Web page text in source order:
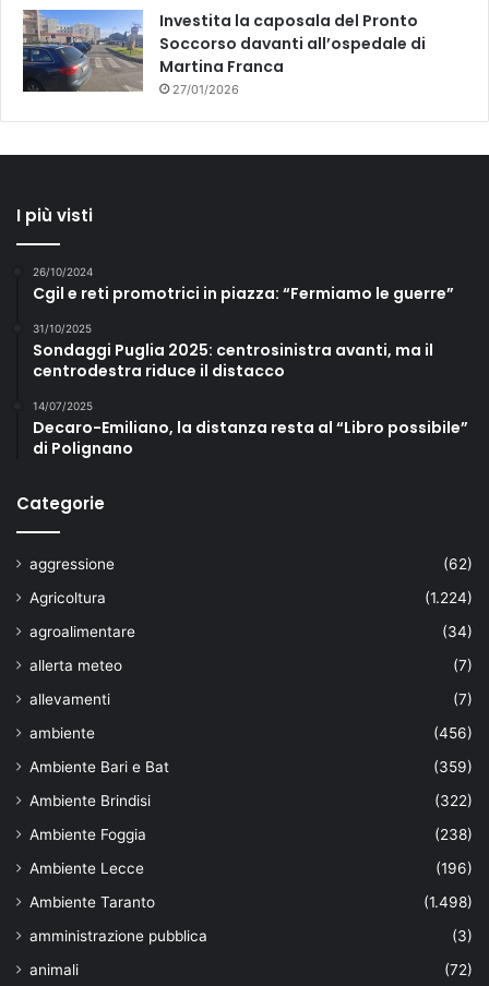
Investita la caposala del Pronto
Soccorso davanti all’ospedale di
Martina Franca
27/01/2026
I più visti
26/10/2024
Cgil e reti promotrici in piazza: “Fermiamo le guerre”
31/10/2025
Sondaggi Puglia 2025: centrosinistra avanti, ma il
centrodestra riduce il distacco
14/07/2025
Decaro-Emiliano, la distanza resta al “Libro possibile”
di Polignano
Categorie
aggressione
(62)
Agricoltura
(1.224)
agroalimentare
(34)
allerta meteo
(7)
allevamenti
(7)
ambiente
(456)
Ambiente Bari e Bat
(359)
Ambiente Brindisi
(322)
Ambiente Foggia
(238)
Ambiente Lecce
(196)
Ambiente Taranto
(1.498)
amministrazione pubblica
(3)
animali
(72)